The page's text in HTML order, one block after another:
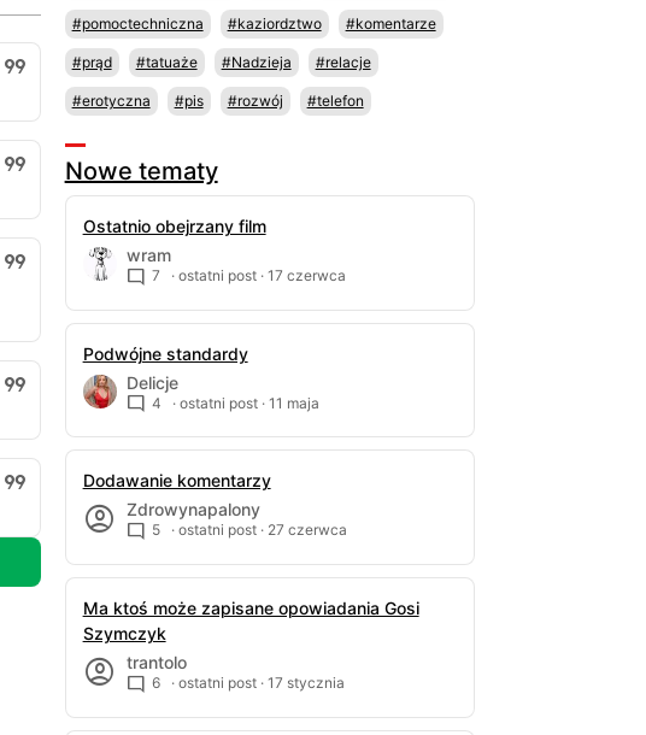
#pomoctechniczna #kaziordztwo #komentarze
#prąd #tatuaże #Nadzieja #relacje
#erotyczna #pis #rozwój #telefon
Nowe tematy
Ostatnio obejrzany film
wram
7 · ostatni post · 17 czerwca
Podwójne standardy
Delicje
4 · ostatni post · 11 maja
Dodawanie komentarzy
Zdrowynapalony
5 · ostatni post · 27 czerwca
Ma ktoś może zapisane opowiadania Gosi
Szymczyk
trantolo
6 · ostatni post · 17 stycznia